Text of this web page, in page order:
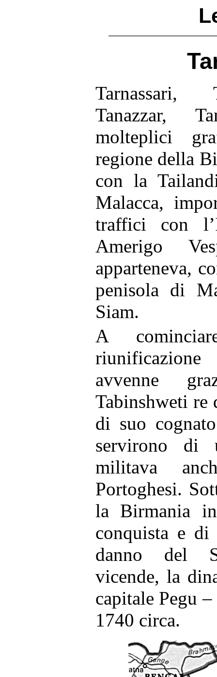
Tarnassari,
Tanazzar,
molteplici
regione della
con la
Malacca,
traffici con
Amerigo
apparteneva,
penisola di
Siam.
A
avvenne
Tabinshweti re
di suo
servirono di
militava
Portoghesi.
la Birmania
conquista e di
danno del
vicende, la
capitale Pegu
1740 circa.